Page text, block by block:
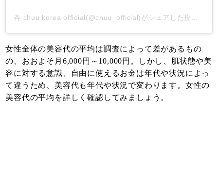
女性全体の美容代の平均は調査によって差があるもの
の、おおよそ月6,000円～10,000円。しかし、肌状態や美
容に対する意識、自由に使えるお金は年代や状況によっ
て違うため、美容代も年代や状況で変わります。女性の
美容代の平均を詳しく確認してみましょう。